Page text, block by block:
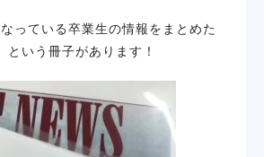
っている卒業生の情報をまとめた
という冊子があります！